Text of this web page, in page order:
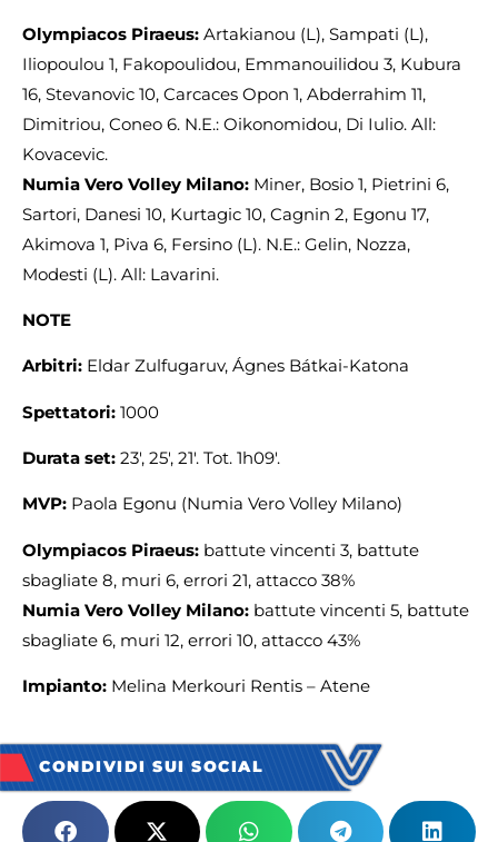
Olympiacos Piraeus: Artakianou (L), Sampati (L),
Iliopoulou 1, Fakopoulidou, Emmanouilidou 3, Kubura
16, Stevanovic 10, Carcaces Opon 1, Abderrahim 11,
Dimitriou, Coneo 6. N.E.: Oikonomidou, Di Iulio. All:
Kovacevic.
Numia Vero Volley Milano: Miner, Bosio 1, Pietrini 6,
Sartori, Danesi 10, Kurtagic 10, Cagnin 2, Egonu 17,
Akimova 1, Piva 6, Fersino (L). N.E.: Gelin, Nozza,
Modesti (L). All: Lavarini.
NOTE
Arbitri: Eldar Zulfugaruv, Ágnes Bátkai-Katona
Spettatori: 1000
Durata set: 23′, 25′, 21′. Tot. 1h09′.
MVP: Paola Egonu (Numia Vero Volley Milano)
Olympiacos Piraeus: battute vincenti 3, battute
sbagliate 8, muri 6, errori 21, attacco 38%
Numia Vero Volley Milano: battute vincenti 5, battute
sbagliate 6, muri 12, errori 10, attacco 43%
Impianto: Melina Merkouri Rentis – Atene
CONDIVIDI SUI SOCIAL